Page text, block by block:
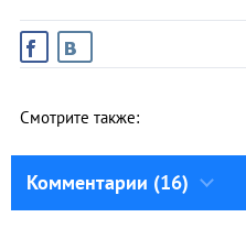
Смотрите также:
Комментарии (16)